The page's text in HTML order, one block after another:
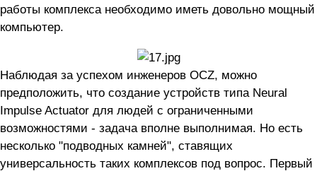
работы комплекса необходимо иметь довольно мощный
компьютер.
Наблюдая за успехом инженеров OCZ, можно
предположить, что создание устройств типа Neural
Impulse Actuator для людей с ограниченными
возможностями - задача вполне выполнимая. Но есть
несколько "подводных камней", ставящих
универсальность таких комплексов под вопрос. Первый